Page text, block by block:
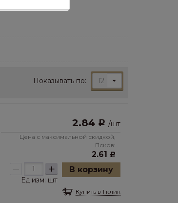
Показывать по: 12
2.84 Р /шт
Цена с максимальной скидкой,
Псков:
2.61 Р
+
Ед.изм: шт
В корзину
Купить в 1 клик